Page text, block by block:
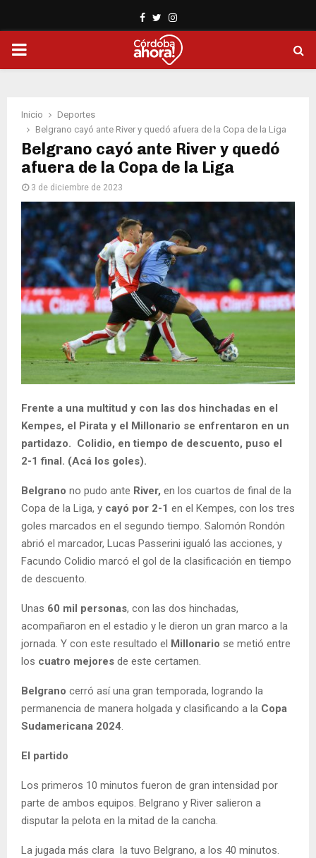
Facebook
TwitterInstagram
PRIMARY
Inicio
Deportes
Belgrano cayó ante River y quedó afuera de la Copa de la Liga
Belgrano cayó ante River y quedó
afuera de la Copa de la Liga
3 de diciembre de 2023
Frente a una multitud y con las dos hinchadas en el
Kempes, el Pirata y el Millonario se enfrentaron en un
partidazo. Colidio, en tiempo de descuento, puso el
2-1 final. (Acá los goles).
Belgrano no pudo ante River, en los cuartos de final de la
Copa de la Liga, y cayó por 2-1 en el Kempes, con los tres
goles marcados en el segundo tiempo. Salomón Rondón
abrió el marcador, Lucas Passerini igualó las acciones, y
Facundo Colidio marcó el gol de la clasificación en tiempo
de descuento.
Unas 60 mil personas, con las dos hinchadas,
acompañaron en el estadio y le dieron un gran marco a la
jornada. Y con este resultado el Millonario se metió entre
los cuatro mejores de este certamen.
Belgrano cerró así una gran temporada, logrando la
permanencia de manera holgada y clasificando a la Copa
Sudamericana 2024.
El partido
Los primeros 10 minutos fueron de gran intensidad por
parte de ambos equipos. Belgrano y River salieron a
disputar la pelota en la mitad de la cancha.
La jugada más clara la tuvo Belgrano, a los 40 minutos.